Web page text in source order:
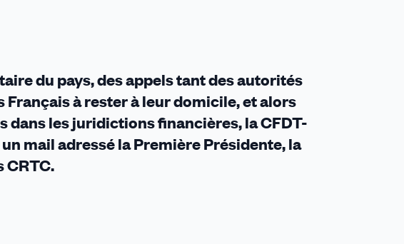
du pays, des appels tant des autorités
à rester à leur domicile, et alors
dans les juridictions financières, la CFDT-
mail adressé la Première Présidente, la
CRTC.